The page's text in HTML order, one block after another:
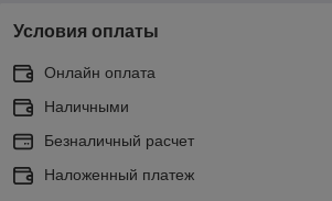
Условия оплаты
Онлайн оплата
Наличными
Безналичный расчет
Наложенный платеж